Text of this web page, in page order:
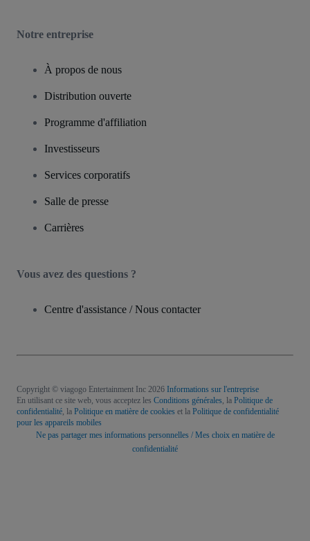
Notre entreprise
À propos de nous
Distribution ouverte
Programme d'affiliation
Investisseurs
Services corporatifs
Salle de presse
Carrières
Vous avez des questions ?
Centre d'assistance / Nous contacter
Copyright © viagogo Entertainment Inc 2026 Informations sur l'entreprise
En utilisant ce site web, vous acceptez les Conditions générales, la Politique de
confidentialité, la Politique en matière de cookies et la Politique de confidentialité
pour les appareils mobiles
Ne pas partager mes informations personnelles / Mes choix en matière de
confidentialité